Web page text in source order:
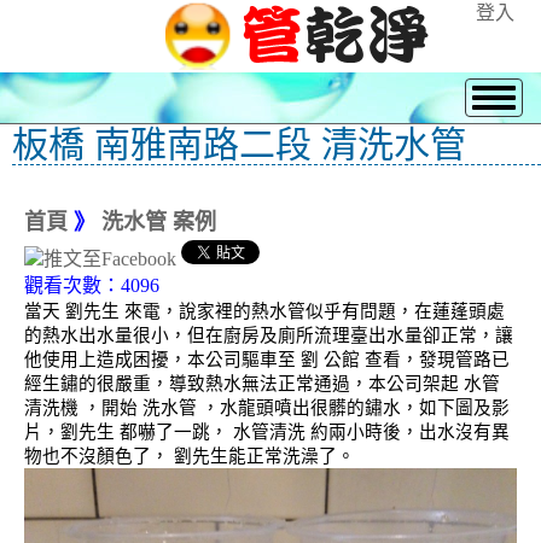
登入
板橋 南雅南路二段 清洗水管
首頁 》 洗水管 案例
觀看次數：4096
當天 劉先生 來電，說家裡的熱水管似乎有問題，在蓮蓬頭處
的熱水出水量很小，但在廚房及廁所流理臺出水量卻正常，讓
他使用上造成困擾，本公司驅車至 劉 公館 查看，發現管路已
經生鏽的很嚴重，導致熱水無法正常通過，本公司架起 水管
清洗機 ，開始 洗水管 ，水龍頭噴出很髒的鏽水，如下圖及影
片，劉先生 都嚇了一跳， 水管清洗 約兩小時後，出水沒有異
物也不沒顏色了， 劉先生能正常洗澡了。